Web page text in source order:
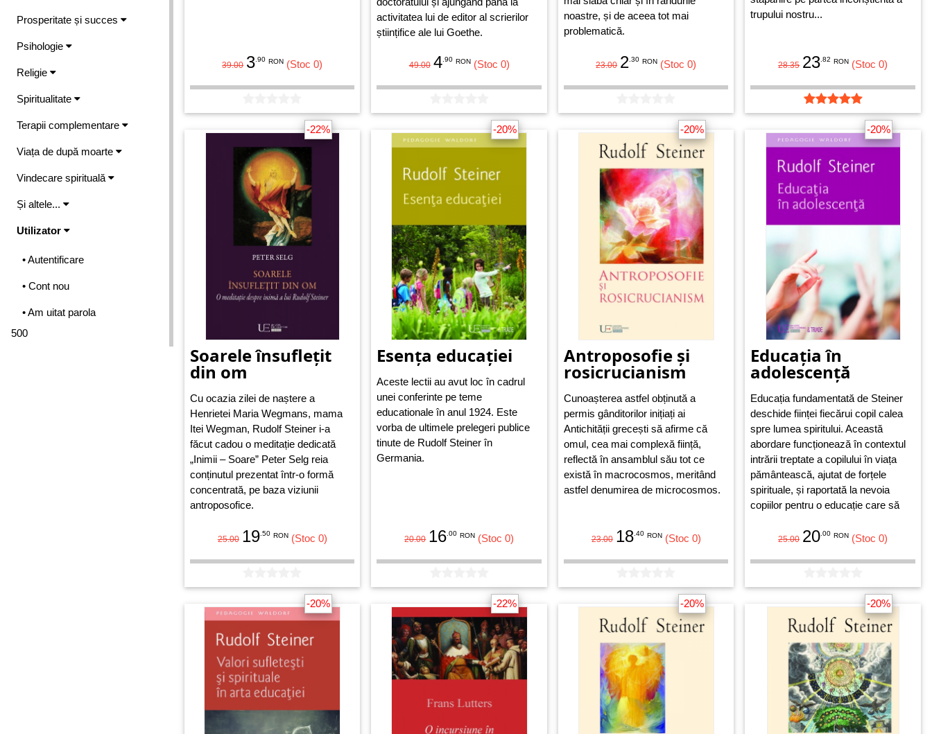
Prosperitate și succes
Psihologie
Religie
Spiritualitate
Terapii complementare
Viața de după moarte
Vindecare spirituală
Și altele...
Utilizator
• Autentificare
• Cont nou
• Am uitat parola
500
39.00 3 .90 RON (Stoc 0)
activitatea lui de editor al scrierilor
științifice ale lui Goethe.
49.00 4 .90 RON (Stoc 0)
noastre, și de aceea tot mai
problematică.
23.00 2 .30 RON (Stoc 0)
trupului nostru...
28.35 23 .82 RON (Stoc 0)
-22%
Soarele însuflețit
din om
Cu ocazia zilei de naștere a
Henrietei Maria Wegmans, mama
Itei Wegman, Rudolf Steiner i-a
făcut cadou o meditație dedicată
„Inimii – Soare” Peter Selg reia
conținutul prezentat într-o formă
concentrată, pe baza viziunii
antroposofice.
25.00 19.50 RON (Stoc 0)
-20%
Esența educației
Aceste lectii au avut loc în cadrul
unei conferinte pe teme
educationale în anul 1924. Este
vorba de ultimele prelegeri publice
tinute de Rudolf Steiner în
Germania.
20.00 16 .00 RON (Stoc 0)
-20%
Antroposofie și
rosicrucianism
Cunoașterea astfel obținută a
permis gânditorilor inițiați ai
Antichității grecești să afirme că
omul, cea mai complexă ființă,
reflectă în ansamblul său tot ce
există în macrocosmos, meritând
astfel denumirea de microcosmos.
23.00 18 .40 RON (Stoc 0)
-20%
Educația în
adolescență
Educația fundamentată de Steiner
deschide ființei fiecărui copil calea
spre lumea spiritului. Această
abordare funcționează în contextul
intrării treptate a copilului în viața
pământească, ajutat de forțele
spirituale, și raportată la nevoia
copiilor pentru o educație care să
25.00 20 .00 RON (Stoc 0)
-20% -22% -20% -20%